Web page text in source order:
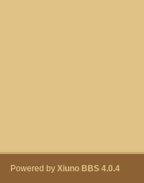
Powered by Xiuno BBS 4.0.4